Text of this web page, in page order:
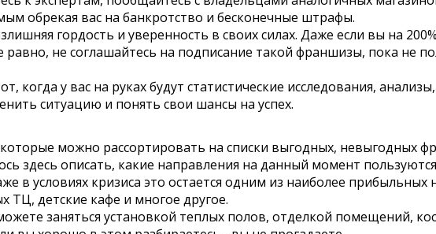
обрекая вас на банкротство и бесконечные штрафы.
гордость и уверенность в своих силах. Даже если вы на
не соглашайтесь на подписание такой франшизы, пока не
когда у вас на руках будут статистические исследования,
ситуацию и понять свои шансы на успех.
можно рассортировать на списки выгодных, невыгодных
здесь описать, какие направления на данный момент
в условиях кризиса это остается одним из наиболее
ТЦ, детские кафе и многое другое.
заняться установкой теплых полов, отделкой помещений,